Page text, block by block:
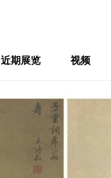
近期展览 视频